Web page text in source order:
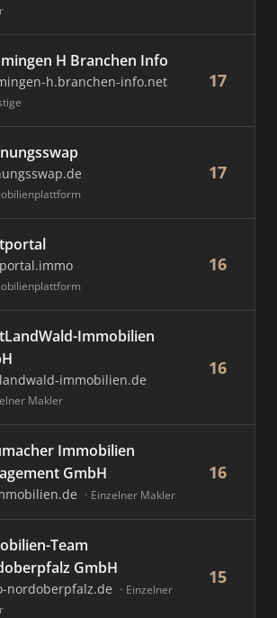
H Branchen Info
h.branchen-info.net 17
17
16
Immobilien
immobilien.de
Makler
16
Immobilien
GmbH
Einzelner Makler
16
Team
GmbH
nordoberpfalz.de
Einzelner
15